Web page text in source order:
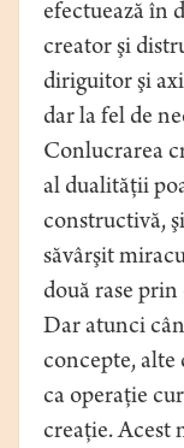
efectuează în
creator şi
diriguitor şi
dar la fel de
Conlucrarea
al dualităţii
constructivă,
săvârşit
două rase
Dar atunci
concepte,
ca operaţie
creaţie. Acest